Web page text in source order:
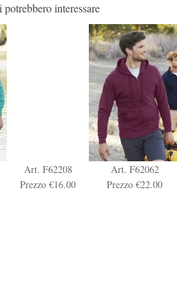
interessare
Art. F62208
Prezzo €16.00
Art. F62062
Prezzo €22.00